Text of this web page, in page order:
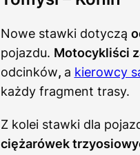
Nowe stawki dotyczą
pojazdu. Motocykliści
odcinków, a kierowcy
każdy fragment trasy.
Z kolei stawki dla
ciężarówek